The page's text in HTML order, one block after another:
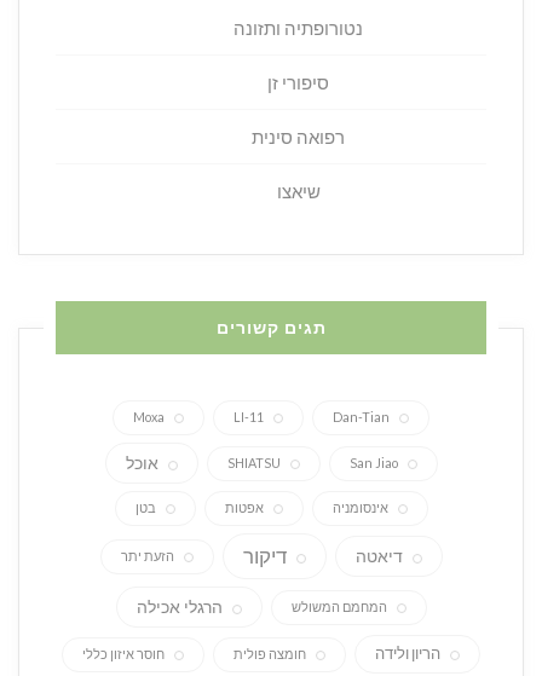
נטורופתיה ותזונה
סיפורי זן
רפואה סינית
שיאצו
תגים קשורים
Dan-Tian
LI-11
Moxa
San Jiao
SHIATSU אוכל
אינסומניה אפטות בטן
דיאטה דיקור הזעת יתר
המחמם המשולש הרגלי אכילה
הריון ולידה חומצה פולית חוסר איזון כללי